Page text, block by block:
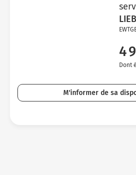
4
Dont
M'informer de sa